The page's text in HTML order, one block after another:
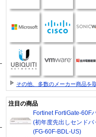
その他、多数のメーカー商品を
注目の商品
Fortinet FortiGate-60F
(初年度先出しセンドバ
(FG-60F-BDL-US)